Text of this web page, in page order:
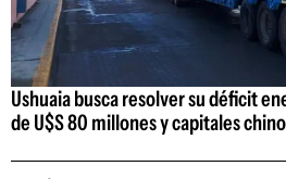
Ushuaia busca resolver su déficit
de U$S 80 millones y capitales